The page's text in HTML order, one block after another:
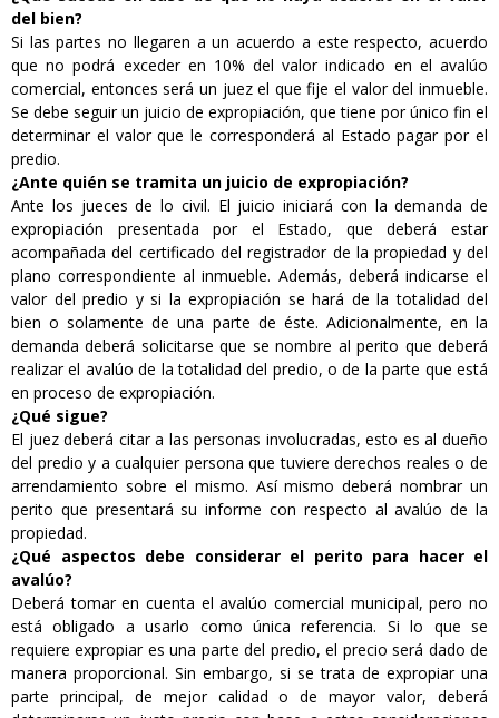
del bien?
Si las partes no llegaren a un acuerdo a este respecto, acuerdo
que no podrá exceder en 10% del valor indicado en el avalúo
comercial, entonces será un juez el que fije el valor del inmueble.
Se debe seguir un juicio de expropiación, que tiene por único fin el
determinar el valor que le corresponderá al Estado pagar por el
predio.
¿Ante quién se tramita un juicio de expropiación?
Ante los jueces de lo civil. El juicio iniciará con la demanda de
expropiación presentada por el Estado, que deberá estar
acompañada del certificado del registrador de la propiedad y del
plano correspondiente al inmueble. Además, deberá indicarse el
valor del predio y si la expropiación se hará de la totalidad del
bien o solamente de una parte de éste. Adicionalmente, en la
demanda deberá solicitarse que se nombre al perito que deberá
realizar el avalúo de la totalidad del predio, o de la parte que está
en proceso de expropiación.
¿Qué sigue?
El juez deberá citar a las personas involucradas, esto es al dueño
del predio y a cualquier persona que tuviere derechos reales o de
arrendamiento sobre el mismo. Así mismo deberá nombrar un
perito que presentará su informe con respecto al avalúo de la
propiedad.
¿Qué aspectos debe considerar el perito para hacer el
avalúo?
Deberá tomar en cuenta el avalúo comercial municipal, pero no
está obligado a usarlo como única referencia. Si lo que se
requiere expropiar es una parte del predio, el precio será dado de
manera proporcional. Sin embargo, si se trata de expropiar una
parte principal, de mejor calidad o de mayor valor, deberá